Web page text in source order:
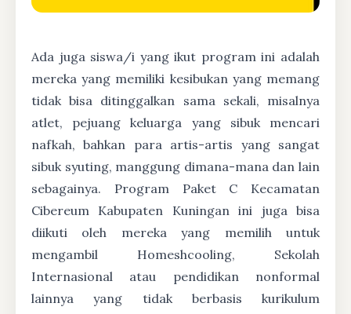
Ada juga siswa/i yang ikut program ini adalah
mereka yang memiliki kesibukan yang memang
tidak bisa ditinggalkan sama sekali, misalnya
atlet, pejuang keluarga yang sibuk mencari
nafkah, bahkan para artis-artis yang sangat
sibuk syuting, manggung dimana-mana dan lain
sebagainya. Program Paket C Kecamatan
Cibereum Kabupaten Kuningan ini juga bisa
diikuti oleh mereka yang memilih untuk
mengambil Homeshcooling, Sekolah
Internasional atau pendidikan nonformal
lainnya yang tidak berbasis kurikulum